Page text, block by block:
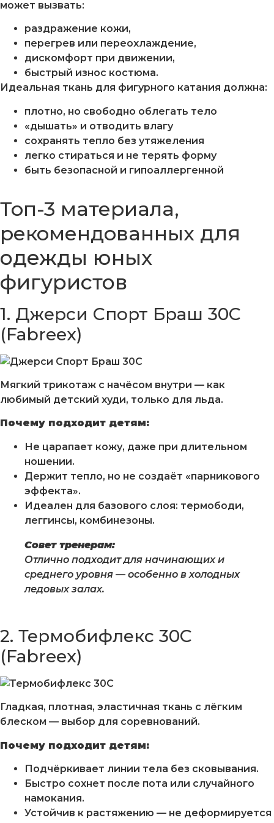
может вызвать:
раздражение кожи,
перегрев или переохлаждение,
дискомфорт при движении,
быстрый износ костюма.
Идеальная ткань для фигурного катания должна:
плотно, но свободно облегать тело
«дышать» и отводить влагу
сохранять тепло без утяжеления
легко стираться и не терять форму
быть безопасной и гипоаллергенной
Топ-3 материала,
рекомендованных для
одежды юных
фигуристов
1. Джерси Спорт Браш 30С
(Fabreex)
Мягкий трикотаж с начёсом внутри — как
любимый детский худи, только для льда.
Почему подходит детям:
Не царапает кожу, даже при длительном
ношении.
Держит тепло, но не создаёт «парникового
эффекта».
Идеален для базового слоя: термободи,
леггинсы, комбинезоны.
Совет тренерам:
Отлично подходит для начинающих и
среднего уровня — особенно в холодных
ледовых залах.
2. Термобифлекс 30С
(Fabreex)
Гладкая, плотная, эластичная ткань с лёгким
блеском — выбор для соревнований.
Почему подходит детям:
Подчёркивает линии тела без сковывания.
Быстро сохнет после пота или случайного
намокания.
Устойчив к растяжению — не деформируется